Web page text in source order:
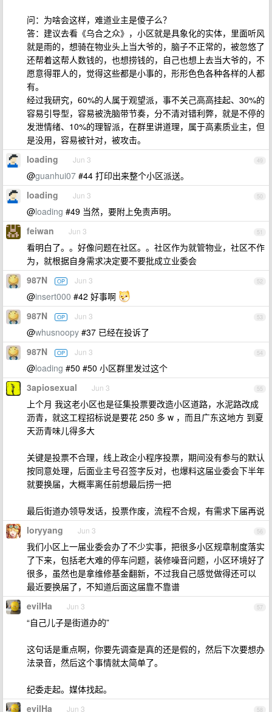
问：为啥会这样，难道业主是傻子么？
答：建议去看《乌合之众》，小区就是具象化的实体，里面听风
就是雨的，想骑在物业头上当大爷的，脑子不正常的，被忽悠了
还帮着这帮人数钱的，也想捞钱的，自己也想上去当大爷的，不
愿意得罪人的，觉得这些都是小事的，形形色色各种各样的人都
有。
经过我研究，60%的人属于观望派，事不关己高高挂起、30%的
容易引导型，容易被洗脑带节奏，分不清对错利弊，就是不停的
发泄情绪、10%的理智派，在群里讲道理，属于高素质业主，但
是没用，容易被针对，被攻击。
49
loading Jun 3
@guanhui07 #44 打印出来整个小区派送。
50
loading Jun 3
@loading #49 当然，要附上免责声明。
51
feiwan Jun 3
看明白了。。好像问题在社区。。社区作为就管物业，社区不作
为，就根据自身需求决定要不要批成立业委会
52
987N OP Jun 3
@insert000 #42 好事啊
53
987N OP Jun 3
@whusnoopy #37 已经在投诉了
54
987N OP Jun 3
@loading #50 #50 小区群里发过这个
55
3apiosexual Jun 3
上个月 我这老小区也是征集投票要改造小区道路，水泥路改成
沥青，就这工程招标说是要花 250 多 w ，而且广东这地方 到夏
天沥青味儿得多大
关键是投票不合理，线上政企小程序投票，期间没有参与的默认
按同意处理，后面业主号召签字反对，也爆料这届业委会下半年
就要换届，大概率离任前想最后捞一把
最后街道办领导发话，投票作废，流程不合规，有需求下届再说
56
loryyang Jun 3
我们小区上一届业委会办了不少实事，把很多小区规章制度落实
了下来，包括老大难的停车问题，装修噪音问题，小区环境好了
很多，虽然也是拿维修基金翻新，不过我自己感觉做得还可以
最近要换届了，不知道后面这届靠不靠谱
57
evilHa Jun 3
“自己儿子是街道办的”
这句话是重点啊，你要先调查是真的还是假的，然后下次要想办
法录音，然后这个事情就太简单了。
纪委走起。媒体找起。
58
evilHa Jun 3